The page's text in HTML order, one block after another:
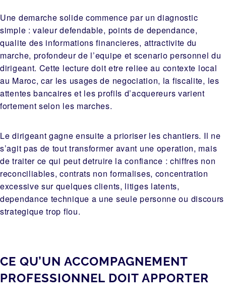
Une demarche solide commence par un diagnostic
simple : valeur defendable, points de dependance,
qualite des informations financieres, attractivite du
marche, profondeur de l’equipe et scenario personnel du
dirigeant. Cette lecture doit etre reliee au contexte local
au Maroc, car les usages de negociation, la fiscalite, les
attentes bancaires et les profils d’acquereurs varient
fortement selon les marches.
Le dirigeant gagne ensuite a prioriser les chantiers. Il ne
s’agit pas de tout transformer avant une operation, mais
de traiter ce qui peut detruire la confiance : chiffres non
reconciliables, contrats non formalises, concentration
excessive sur quelques clients, litiges latents,
dependance technique a une seule personne ou discours
strategique trop flou.
CE QU’UN ACCOMPAGNEMENT
PROFESSIONNEL DOIT APPORTER